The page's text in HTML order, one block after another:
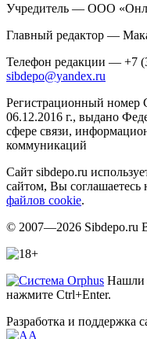
Учредитель — ООО
Главный редактор —
Телефон редакции — +7
sibdepo@yandex.ru
Регистрационный
06.12.2016 г., выдано
сфере связи,
коммуникаций
Сайт sibdepo.ru
сайтом, Вы
файлов cookie.
© 2007—2026 Sibdepo.ru
Нашли
нажмите Ctrl+Enter.
Разработка и поддержка